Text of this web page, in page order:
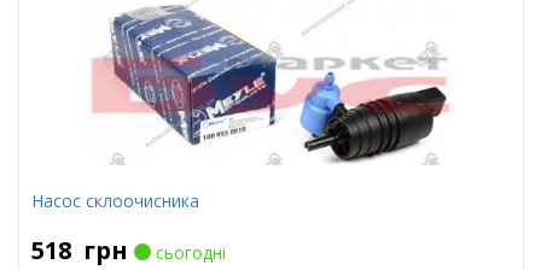
Насос склоочисника
518 грн
сьогодні